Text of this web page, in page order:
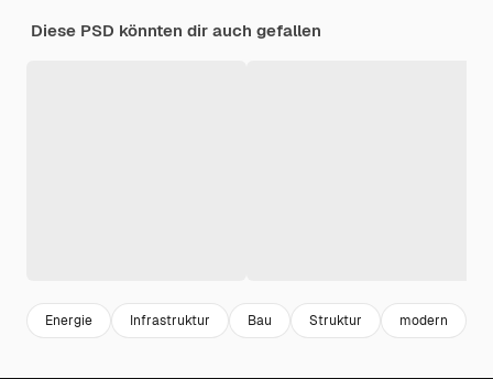
Diese PSD könnten dir auch gefallen
Energie Infrastruktur Bau Struktur modern